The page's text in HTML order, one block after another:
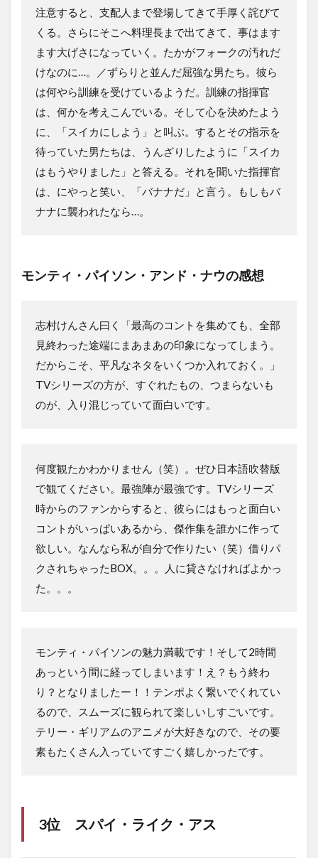
注意すると、支配人まで登場してきて手厚く詫びて
くる。さらにそこへ料理長まで出てきて、事はます
ます大げさになっていく。たかがフォークの汚れだ
けなのに…。／ずらりと並んだ屈強な男たち。彼ら
は何やら訓練を受けているようだ。訓練の指揮官
は、何かを考えこんでいる。そして心を決めたよう
に、「スイカにしよう」と叫ぶ。するとその指示を
待っていた男たちは、うんざりしたように「スイカ
はもうやりました」と答える。それを聞いた指揮官
は、にやっと笑い、「バナナだ」と言う。もしもバ
ナナに襲われたなら…。
モンティ・パイソン・アンド・ナウの感想
志村けんさん曰く「最高のコントを集めても、全部
見終わった途端にまあまあの印象になってしまう。
だからこそ、平凡なネタをいくつか入れておく。」
TVシリーズの方が、すぐれたもの、つまらないも
のが、入り混じっていて面白いです。
何度観たかわかりません（笑）。ぜひ日本語吹替版
で観てください。最強陣が最強です。TVシリーズ
時からのファンからすると、彼らにはもっと面白い
コントがいっぱいあるから、傑作集を誰かに作って
欲しい。なんなら私が自分で作りたい（笑）借りパ
クされちゃったBOX。。。人に貸さなければよかっ
た。。。
モンティ・パイソンの魅力満載です！そして2時間
あっという間に経ってしまいます！え？もう終わ
り？となりましたー！！テンポよく繋いでくれてい
るので、スムーズに観られて楽しいしすごいです。
テリー・ギリアムのアニメが大好きなので、その要
素もたくさん入っていてすごく嬉しかったです。
3位 スパイ・ライク・アス